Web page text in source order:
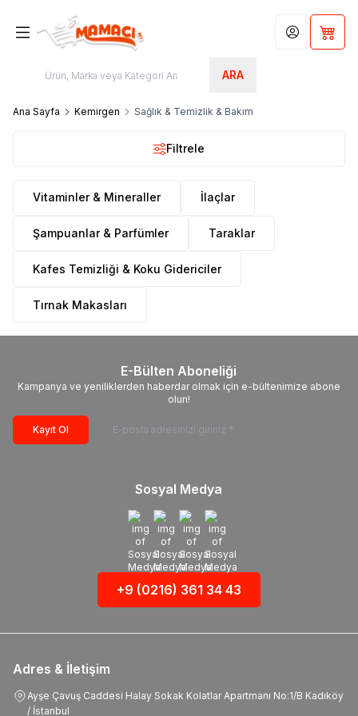
ARA
Hesabım
Ana Sayfa Kemirgen Sağlık & Temizlik & Bakım
Filtrele
Vitaminler & Mineraller İlaçlar
Şampuanlar & Parfümler Taraklar
Kafes Temizliği & Koku Gidericiler
Tırnak Makasları
E-Bülten Aboneliği
Kampanya ve yeniliklerden haberdar olmak için e-bültenimize abone
olun!
Kayıt Ol
Sosyal Medya
+9 (0216) 361 34 43
Adres & İletişim
Ayşe Çavuş Caddesi Halay Sokak Kolatlar Apartmanı No:1/B Kadıköy
/ İstanbul